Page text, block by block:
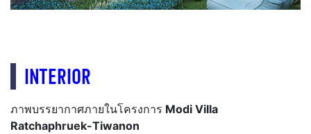
INTERIOR
ภาพบรรยากาศภายในโครงการ Modi Villa
Ratchaphruek-Tiwanon